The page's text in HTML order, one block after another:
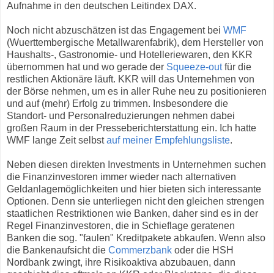
Aufnahme in den deutschen Leitindex DAX.
Noch nicht abzuschätzen ist das Engagement bei WMF
(Wuerttembergische Metallwarenfabrik), dem Hersteller von
Haushalts-, Gastronomie- und Hotelleriewaren, den KKR
übernommen hat und wo gerade der Squeeze-outfür die
restlichen Aktionäre läuft. KKR will das Unternehmen von
der Börse nehmen, um es in aller Ruhe neu zu positionieren
und auf (mehr) Erfolg zu trimmen. Insbesondere die
Standort- und Personalreduzierungen nehmen dabei
großen Raum in der Presseberichterstattung ein. Ich hatte
WMF lange Zeit selbstauf meiner Empfehlungsliste.
Neben diesen direkten Investments in Unternehmen suchen
die Finanzinvestoren immer wieder nach alternativen
Geldanlagemöglichkeiten und hier bieten sich interessante
Optionen. Denn sie unterliegen nicht den gleichen strengen
staatlichen Restriktionen wie Banken, daher sind es in der
Regel Finanzinvestoren, die in Schieflage geratenen
Banken die sog. "faulen" Kreditpakete abkaufen. Wenn also
die Bankenaufsicht die Commerzbank oder die HSH
Nordbank zwingt, ihre Risikoaktiva abzubauen, dann